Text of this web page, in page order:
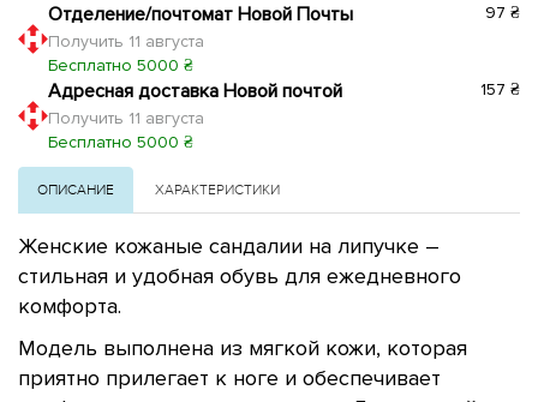
Отделение/почтомат Новой Почты
Получить 11 августа
Бесплатно 5000 ₴
97 ₴
Адресная доставка Новой почтой
Получить 11 августа
Бесплатно 5000 ₴
157 ₴
ОПИСАНИЕ ХАРАКТЕРИСТИКИ
Женские кожаные сандалии на липучке –
стильная и удобная обувь для ежедневного
комфорта.
Модель выполнена из мягкой кожи, которая
приятно прилегает к ноге и обеспечивает